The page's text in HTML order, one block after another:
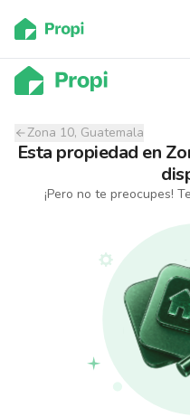
Zona 10, Guatemala
Esta propiedad en
¡Pero no te preocupes!